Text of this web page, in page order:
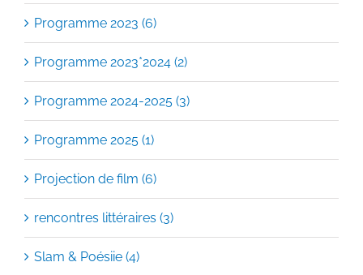
Programme 2023 (6)
Programme 2023*2024 (2)
Programme 2024-2025 (3)
Programme 2025 (1)
Projection de film (6)
rencontres littéraires (3)
Slam & Poésiie (4)